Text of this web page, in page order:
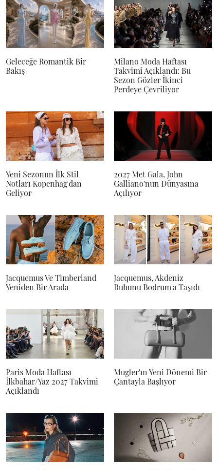
Geleceğe Romantik Bir
Bakış
Milano Moda Haftası
Takvimi Açıklandı: Bu
Sezon Gözler İkinci
Perdeye Çevriliyor
Yeni Sezonun İlk Stil
Notları Kopenhag'dan
Geliyor
2027 Met Gala, John
Galliano'nun Dünyasına
Açılıyor
Jacquemus Ve Timberland
Yeniden Bir Arada
Jacquemus, Akdeniz
Ruhunu Bodrum'a Taşıdı
Paris Moda Haftası
İlkbahar/Yaz 2027 Takvimi
Açıklandı
Mugler'ın Yeni Dönemi Bir
Çantayla Başlıyor